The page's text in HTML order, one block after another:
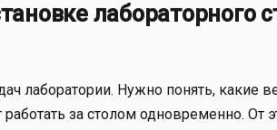
лабораторного
лаборатории. Нужно понять, какие
за столом одновременно. От